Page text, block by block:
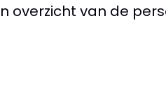
overzicht van de